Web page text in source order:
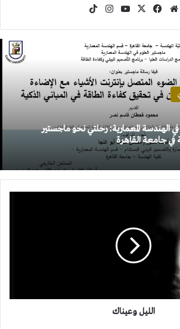
موقع
فيسبوك
‫X
‫YouTubeانستقرام
الهندسة المعمارية: رحلتي نحو ماجستير
في جامعة القاهرة
الليل وعيناك